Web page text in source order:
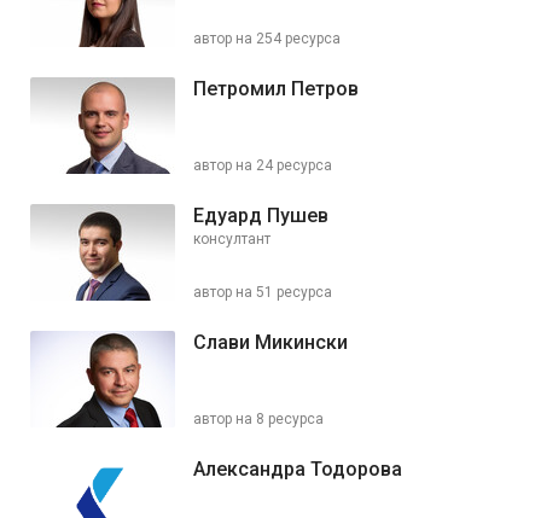
автор на 254 ресурса
Петромил Петров
автор на 24 ресурса
Едуард Пушев
консултант
автор на 51 ресурса
Слави Микински
автор на 8 ресурса
Александра Тодорова